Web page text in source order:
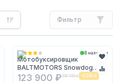
Фильтр
В наличии
Мотобуксировщик
BALTMOTORS Snowdog
B420 Utility 2021 (реверс)
123 900 ₽130 100 ₽ -6 200 ₽